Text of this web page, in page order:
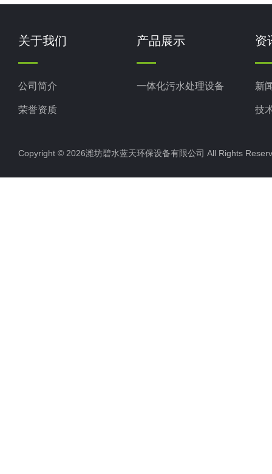
关于我们
公司简介
荣誉资质
产品展示
一体化污水处理设备
资
新
技
Copyright © 2026潍坊碧水蓝天环保设备有限公司 All Rights